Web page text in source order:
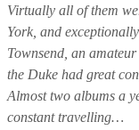
Virtually all of them
York, and
Townsend, an
the Duke had great
Almost two albums a
constant travelling…